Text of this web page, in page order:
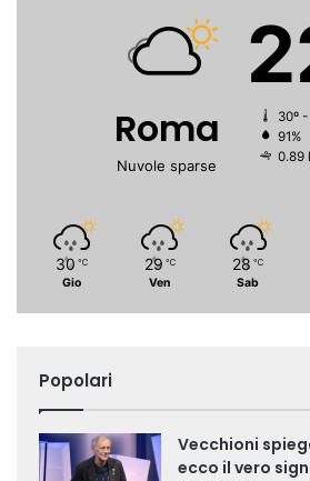
Roma
Nuvole sparse
30º -
91%
0.89
30 ℃
Gio
29 ℃
Ven
28 ℃
Sab
Popolari
Vecchioni
ecco il vero